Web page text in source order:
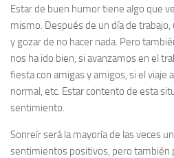
Estar de buen humor tiene algo que
mismo. Después de un día de
y gozar de no hacer nada. Pero
nos ha ido bien, si avanzamos en el
fiesta con amigas y amigos, si el viaje
normal, etc. Estar contento de esta
sentimiento.
Sonreír será la mayoría de las veces
sentimientos positivos, pero también